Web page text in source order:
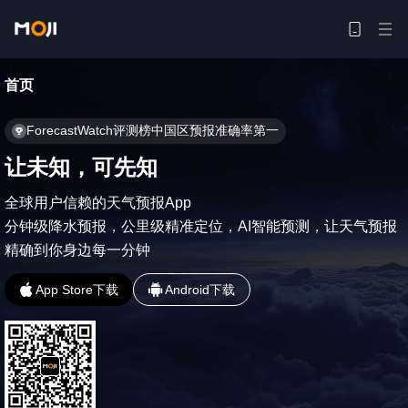
首页
ForecastWatch评测榜中国区预报准确率第一
让未知，可先知
全球用户信赖的天气预报App
分钟级降水预报，公里级精准定位，AI智能预测，让天气预报
精确到你身边每一分钟
App Store下载 Android下载